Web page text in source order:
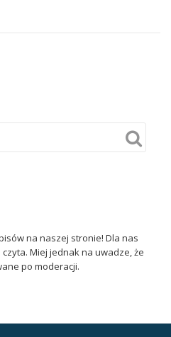
na naszej stronie! Dla nas
Miej jednak na uwadze, że
po moderacji.